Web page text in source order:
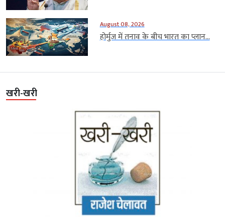
August 08, 2026
होर्मुज में तनाव के बीच भारत का प्लान...
खरी-खरी